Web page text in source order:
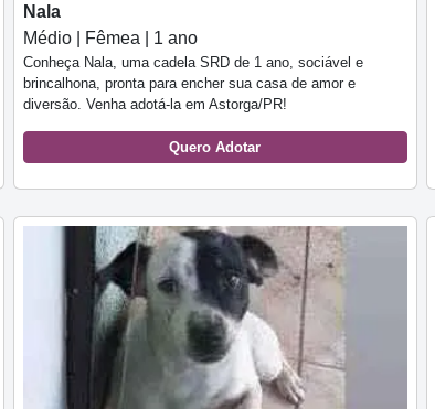
Nala
Médio | Fêmea | 1 ano
Conheça Nala, uma cadela SRD de 1 ano, sociável e
brincalhona, pronta para encher sua casa de amor e
diversão. Venha adotá-la em Astorga/PR!
Quero Adotar